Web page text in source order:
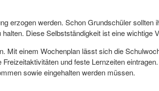
erzogen werden. Schon Grundschüler
Diese Selbstständigkeit ist eine wichtige
Mit einem Wochenplan lässt sich die
und feste Lernzeiten
sowie eingehalten werden müssen.